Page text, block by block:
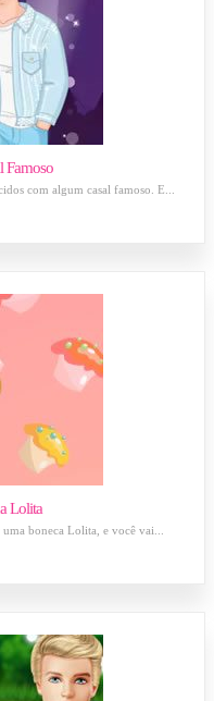
Famoso
com algum casal famoso. E...
Lolita
boneca Lolita, e você vai...